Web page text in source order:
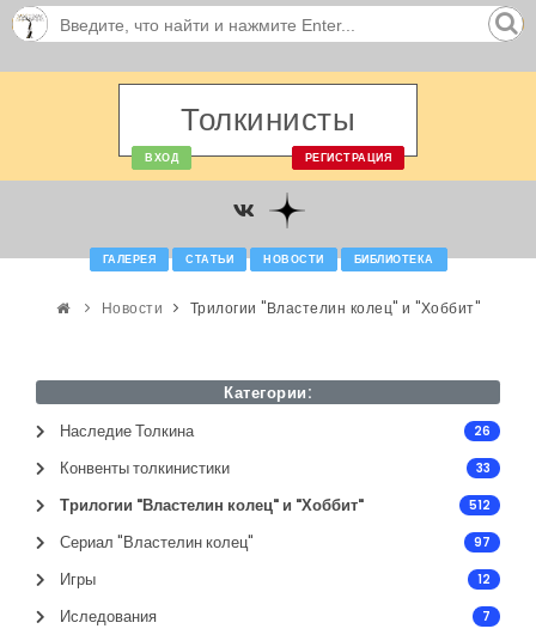
Толкинисты
ВХОД РЕГИСТРАЦИЯ
ГАЛЕРЕЯ СТАТЬИ НОВОСТИ БИБЛИОТЕКА
Новости Трилогии "Властелин колец" и "Хоббит"
Категории:
Наследие Толкина
26
Конвенты толкинистики 33
Трилогии "Властелин колец" и "Хоббит" 512
Сериал "Властелин колец" 97
Игры 12
Иследования 7